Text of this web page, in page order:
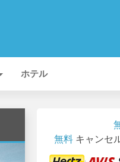
ホテル
無料キャンセ